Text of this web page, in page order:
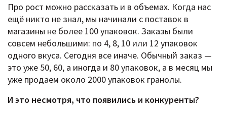
Про рост можно рассказать и в объемах. Когда нас
ещё никто не знал, мы начинали с поставок в
магазины не более 100 упаковок. Заказы были
совсем небольшими: по 4, 8, 10 или 12 упаковок
одного вкуса. Сегодня все иначе. Обычный заказ —
это уже 50, 60, а иногда и 80 упаковок, а в месяц мы
уже продаем около 2000 упаковок гранолы.
И это несмотря, что появились и конкуренты?